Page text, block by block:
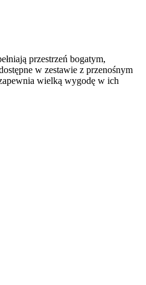
przestrzeń bogatym,
w zestawie z przenośnym
wielką wygodę w ich